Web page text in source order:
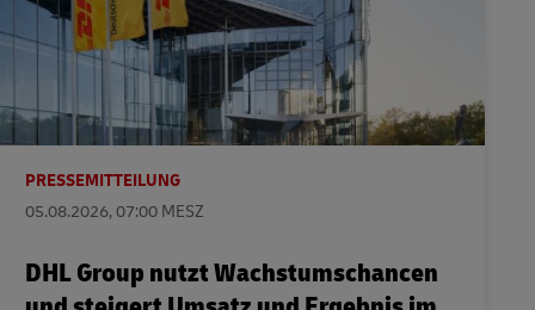
PRESSEMITTEILUNG
05.08.2026, 07:00 MESZ
DHL Group nutzt Wachstumschancen